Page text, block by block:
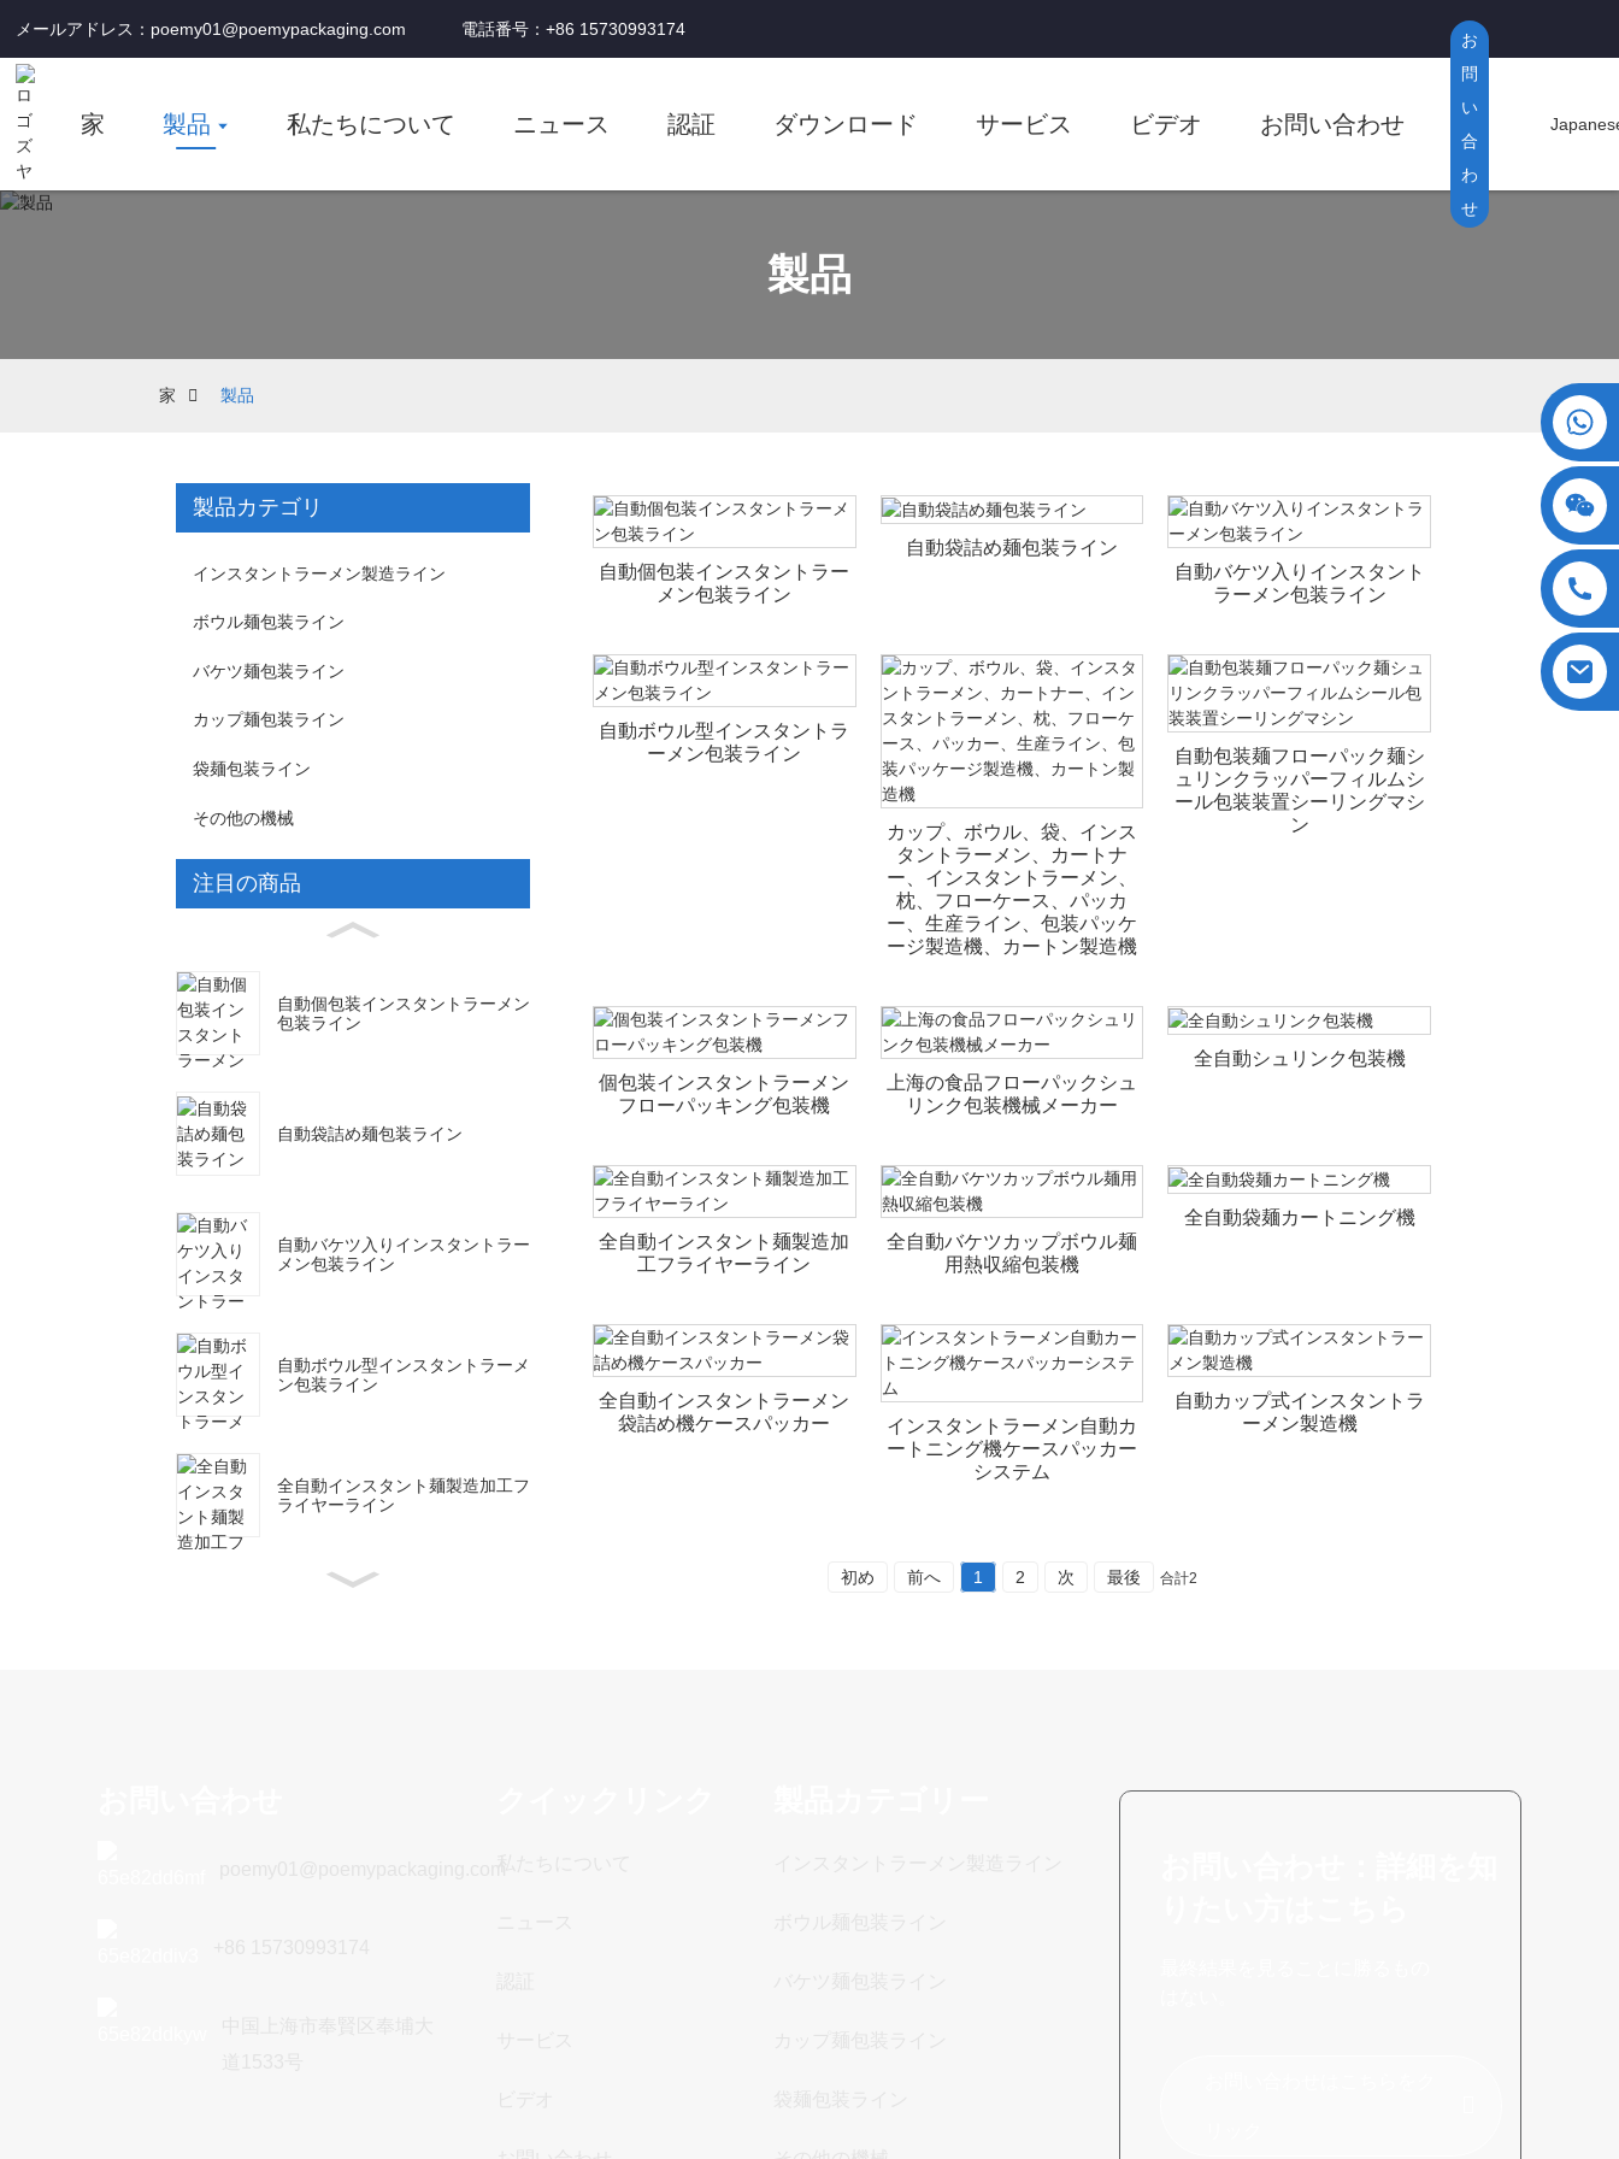
メールアドレス：poemy01@poemypackaging.com 電話番号：+86 15730993174
家 製品 私たちについて ニュース 認証 ダウンロード サービス ビデオ お問い合わせ
お
問
い
合
わ
せ
製品
家 製品
製品カテゴリ
インスタントラーメン製造ライン
ボウル麺包装ライン
バケツ麺包装ライン
カップ麺包装ライン
袋麺包装ライン
その他の機械
注目の商品
自動個包装インスタントラーメン
包装ライン
自動袋詰め麺包装ライン
自動バケツ入りインスタントラー
メン包装ライン
自動ボウル型インスタントラーメ
ン包装ライン
全自動インスタント麺製造加工フ
ライヤーライン
自動個包装インスタントラー
メン包装ライン
自動袋詰め麺包装ライン
自動バケツ入りインスタント
ラーメン包装ライン
自動ボウル型インスタントラ
ーメン包装ライン
カップ、ボウル、袋、インス
タントラーメン、カートナ
ー、インスタントラーメン、
枕、フローケース、パッカ
ー、生産ライン、包装パッケ
ージ製造機、カートン製造機
自動包装麺フローパック麺シ
ュリンクラッパーフィルムシ
ール包装装置シーリングマシ
ン
個包装インスタントラーメン
フローパッキング包装機
上海の食品フローパックシュ
リンク包装機械メーカー
全自動シュリンク包装機
全自動インスタント麺製造加
工フライヤーライン
全自動バケツカップボウル麺
用熱収縮包装機
全自動袋麺カートニング機
全自動インスタントラーメン
袋詰め機ケースパッカー
インスタントラーメン自動カ
ートニング機ケースパッカー
システム
自動カップ式インスタントラ
ーメン製造機
初め 前へ 1 2 次 最後 合計2